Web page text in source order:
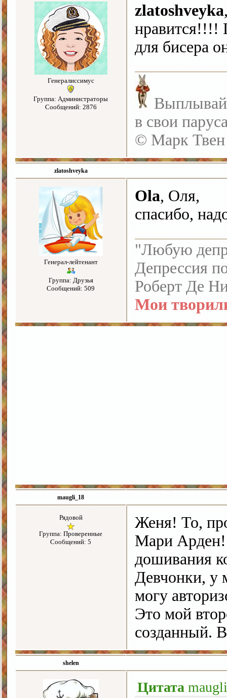
Генералиссимус
Группа: Администраторы
Сообщений: 2876
zlatoshveyka
нравится!!!!
для бисера
в свои
© Марк Твен
zlatoshveyka
Генерал-лейтенант
Группа: Друзья
Сообщений: 509
Ola, Оля,
спасибо,
"Любую
Депрессия
Роберт Де
Мои
maugli_18
Рядовой
Группа: Проверенные
Сообщений: 5
Женя! То,
Мари Арден!
дошивания
Девчонки, у
могу
Это мой
созданный.
shelen
Цитата